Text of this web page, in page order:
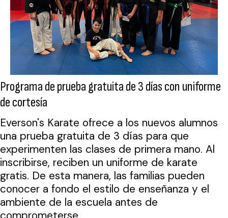
Programa de prueba gratuita de 3 días con uniforme
de cortesía
Everson's Karate ofrece a los nuevos alumnos
una prueba gratuita de 3 días para que
experimenten las clases de primera mano. Al
inscribirse, reciben un uniforme de karate
gratis. De esta manera, las familias pueden
conocer a fondo el estilo de enseñanza y el
ambiente de la escuela antes de